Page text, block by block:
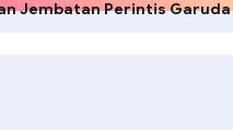
Jembatan Perintis Garuda